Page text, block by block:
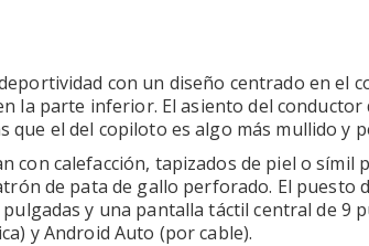
con un diseño centrado en el
la parte inferior. El asiento del
que el del copiloto es algo más mullido y
con calefacción, tapizados de piel o símil
de pata de gallo perforado. El puesto
y una pantalla táctil central de 9
y Android Auto (por cable).